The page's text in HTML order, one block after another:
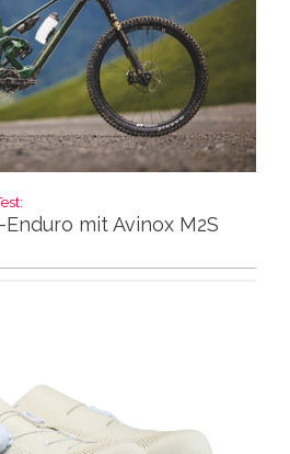
mit Avinox M2S